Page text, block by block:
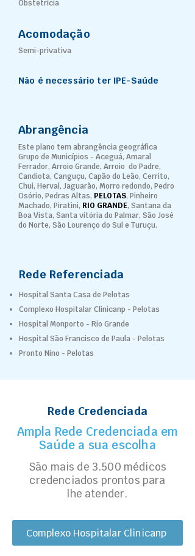
Obstetrícia
Acomodação
Semi-privativa
Não é necessário ter IPE-Saúde
Abrangência
Este plano tem abrangência geográfica
Grupo de Municípios - Aceguá, Amaral
Ferrador, Arroio Grande, Arroio do Padre,
Candiota, Canguçu, Capão do Leão, Cerrito,
Chui, Herval, Jaguarão, Morro redondo, Pedro
Osório, Pedras Altas, PELOTAS, Pinheiro
Machado, Piratini, RIO GRANDE, Santana da
Boa Vista, Santa vitória do Palmar, São José
do Norte, São Lourenço do Sul e Turuçu.
Rede Referenciada
Hospital Santa Casa de Pelotas
Complexo Hospitalar Clinicanp - Pelotas
Hospital Monporto - Rio Grande
Hospital São Francisco de Paula - Pelotas
Pronto Nino - Pelotas
Rede Credenciada
Ampla Rede Credenciada em
Saúde a sua escolha
São mais de 3.500 médicos
credenciados prontos para
lhe atender.
Complexo Hospitalar Clinicanp